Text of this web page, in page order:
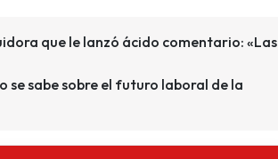
que le lanzó ácido comentario: «Las
se sabe sobre el futuro laboral de la